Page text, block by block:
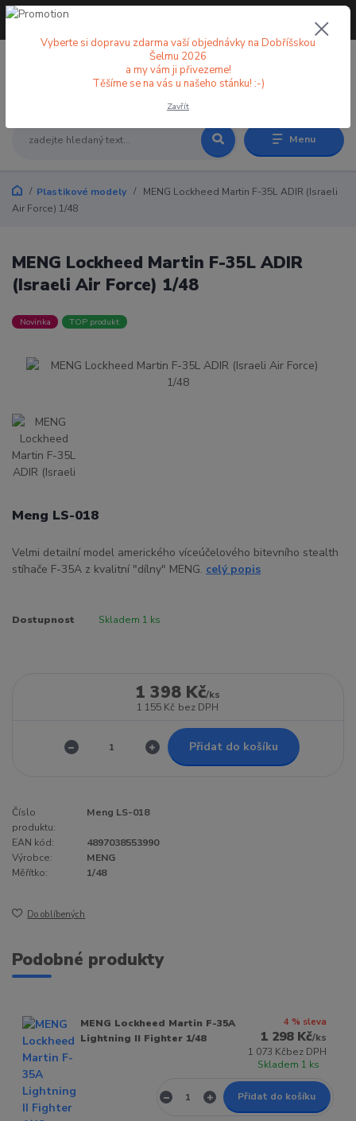
Menu
+420 773 998 582
Plastikové modely
MENG Lockheed Martin F-35L ADIR (Israeli
Air Force) 1/48
MENG Lockheed Martin F-35L ADIR
(Israeli Air Force) 1/48
Novinka TOP produkt
Meng LS-018
Velmi detailní model amerického víceúčelového bitevního stealth
stíhače F-35A z kvalitní "dílny" MENG. celý popis
Dostupnost Skladem 1 ks
1 398 Kč/ks
1 155 Kč bez DPH
Přidat do košíku
Číslo
produktu:
Meng LS-018
EAN kód:
4897038553990
Výrobce:
MENG
Měřítko:
1/48
Do oblíbených
Podobné produkty
MENG Lockheed Martin F-35A
Lightning II Fighter 1/48
4 % sleva
1 298 Kč/ks
1 073 Kčbez DPH
Skladem 1 ks
Přidat do košíku
Vyberte si dopravu zdarma vaší objednávky na Dobříšskou
Šelmu 2026
a my vám ji přivezeme!
Těšíme se na vás u našeho stánku! :-)
Zavřít